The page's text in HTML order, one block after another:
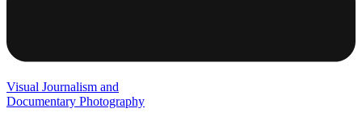
Visual Journalism and
Documentary Photography